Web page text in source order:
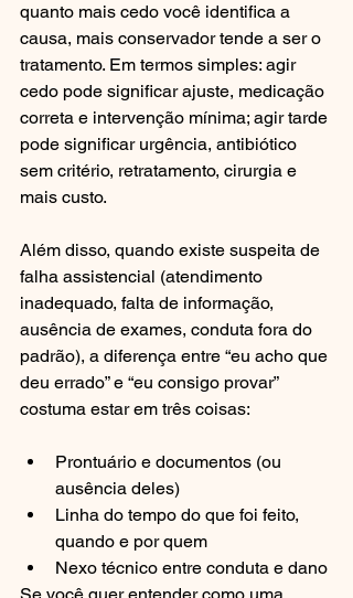
quanto mais cedo você identifica a
causa, mais conservador tende a ser o
tratamento. Em termos simples: agir
cedo pode significar ajuste, medicação
correta e intervenção mínima; agir tarde
pode significar urgência, antibiótico
sem critério, retratamento, cirurgia e
mais custo.
Além disso, quando existe suspeita de
falha assistencial (atendimento
inadequado, falta de informação,
ausência de exames, conduta fora do
padrão), a diferença entre “eu acho que
deu errado” e “eu consigo provar”
costuma estar em três coisas:
Prontuário e documentos (ou
ausência deles)
Linha do tempo do que foi feito,
quando e por quem
Nexo técnico entre conduta e dano